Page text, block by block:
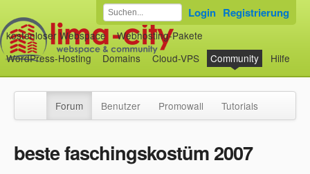
kostenloser Webspace
Webhosting-Pakete
WordPress-Hosting
Domains Cloud-VPS Community Hilfe
Login Registrierung
Forum Benutzer Promowall Tutorials
beste faschingskostüm 2007